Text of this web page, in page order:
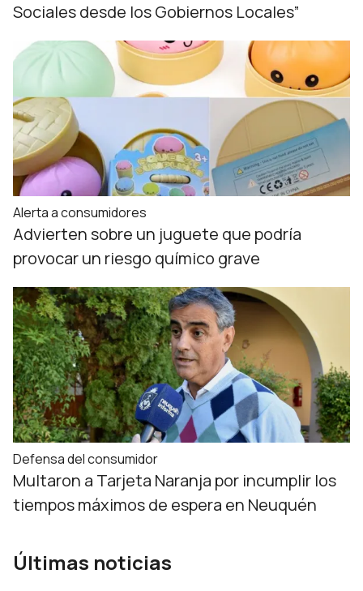
Sociales desde los Gobiernos Locales”
Alerta a consumidores
Advierten sobre un juguete que podría
provocar un riesgo químico grave
Defensa del consumidor
Multaron a Tarjeta Naranja por incumplir los
tiempos máximos de espera en Neuquén
Últimas noticias